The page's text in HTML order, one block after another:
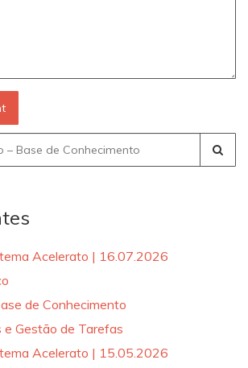
Acelerato | 16.07.2026
de Conhecimento
Gestão de Tarefas
Acelerato | 15.05.2026